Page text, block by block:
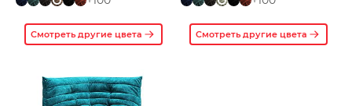
Смотреть другие цвета Смотреть другие цвета